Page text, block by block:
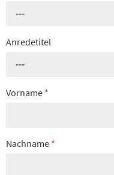
---
Anredetitel
---
Vorname *
Nachname *